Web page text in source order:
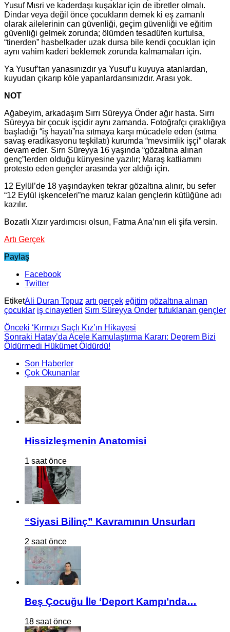
Yusuf Mısri ve kaderdaşı kuşaklar için de ibretler olmalı.
Dindar veya değil önce çocukların demek ki eş zamanlı
olarak ailelerinin can güvenliği, geçim güvenliği ve eğitim
güvenliği gelmek zorunda; ölümden tesadüfen kurtulsa,
“tinerden” hasbelkader uzak dursa bile kendi çocukları için
aynı vahim kaderi beklemek zorunda kalmamaları için.
Ya Yusuf’tan yanasınızdır ya Yusuf’u kuyuya atanlardan,
kuyudan çıkarıp köle yapanlardansınızdır. Arası yok.
NOT
Ağabeyim, arkadaşım Sırrı Süreyya Önder ağır hasta. Sırrı
Süreyya bir çocuk işçidir aynı zamanda. Fotoğrafçı çıraklığıya
başladığı “iş hayatı”na sıtmaya karşı mücadele eden (sıtma
savaş eradikasyonu teşkilatı) kurumda “mevsimlik işçi” olarak
devam eder. Sırrı Süreyya 16 yaşında “gözaltına alınan
genç”lerden olduğu künyesine yazılır; Maraş katliamını
protesto eden gençler arasında yer aldığı için.
12 Eylül’de 18 yaşındayken tekrar gözaltına alınır, bu sefer
“12 Eylül işkenceleri”ne maruz kalan gençlerin kütüğüne adı
kazılır.
Bozatlı Xızır yardımcısı olsun, Fatma Ana’nın eli şifa versin.
Artı Gerçek
Paylaş
Facebook
Twitter
EtiketAli Duran Topuz artı gerçek eğitim gözaltına alınan
çocuklar iş cinayetleri Sırrı Süreyya Önder tutuklanan gençler
Önceki ‘Kırmızı Saçlı Kız’ın Hikayesi
Sonraki Hatay’da Acele Kamulaştırma Kararı: Deprem Bizi
Öldürmedi Hükümet Öldürdü!
Son Haberler
Çok Okunanlar
Hissizleşmenin Anatomisi
1 saat önce
“Siyasi Bilinç” Kavramının Unsurları
2 saat önce
Beş Çocuğu İle ‘Deport Kampı’nda…
18 saat önce